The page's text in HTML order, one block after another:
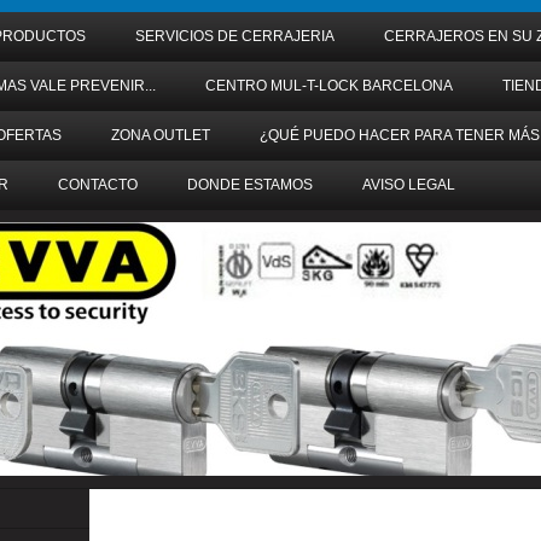
SERVICIOS DE CERRAJERIA CERRAJEROS EN SU
VALE PREVENIR... CENTRO MUL-T-LOCK BARCELONA
ZONA OUTLET ¿QUÉ PUEDO HACER PARA TENER
CONTACTO DONDE ESTAMOS AVISO LEGAL